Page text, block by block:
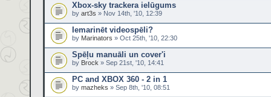
Xbox-sky trackera ielūgums
by art3s » Nov 14th, '10, 12:39
Iemarinēt videospēli?
by Marinators » Oct 25th, '10, 22:30
Spēļu manuāli un cover'i
by Brock » Sep 21st, '10, 14:41
PC and XBOX 360 - 2 in 1
by mazheks » Sep 8th, '10, 08:51